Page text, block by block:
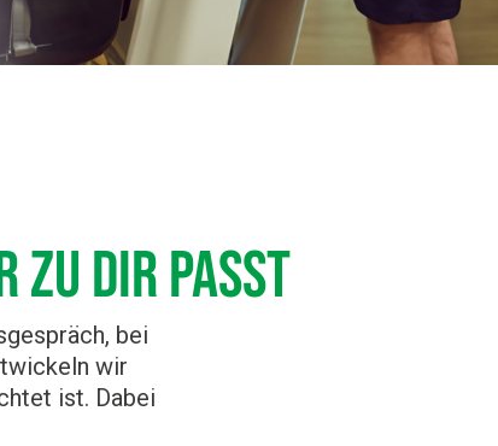
zu dir passt
bei
wir
ist. Dabei